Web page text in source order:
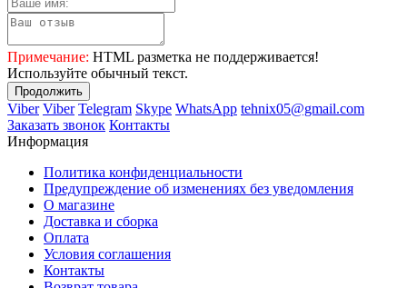
Примечание: HTML разметка не поддерживается!
Используйте обычный текст.
Продолжить
Viber Viber Telegram Skype WhatsApp tehnix05@gmail.com
Заказать звонок Контакты
Информация
Политика конфиденциальности
Предупреждение об изменениях без уведомления
О магазине
Доставка и сборка
Оплата
Условия соглашения
Контакты